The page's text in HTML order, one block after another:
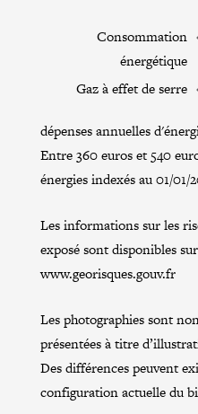
Consommation
énergétique
Gaz à effet de serre
dépenses annuelles
Entre 360 euros et 540
énergies indexés au 01/
Les informations sur les
exposé sont disponibles
www.georisques.gouv.fr
Les photographies sont
présentées à titre
Des différences peuvent
configuration actuelle du